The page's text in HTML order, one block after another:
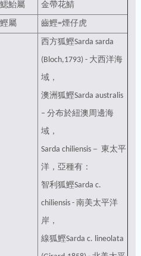
鮐屬 金帶花鯖
屬 齒鰹=煙仔虎
西方狐鰹Sarda sarda
(Bloch,1793) - 大西洋海
域，
澳洲狐鰹Sarda australis
– 分布於紐澳周邊海
域，
Sarda chiliensis－ 東太平
洋，亞種有：
智利狐鰹Sarda c.
chiliensis - 南美太平洋
岸，
線狐鰹Sarda c. lineolata